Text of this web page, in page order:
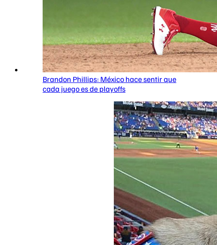
Brandon Phillips: México hace sentir que
cada juego es de playoffs